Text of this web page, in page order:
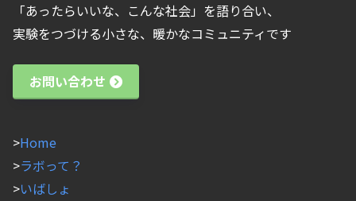
「あったらいいな、こんな社会」を語り合い、
実験をつづける小さな、暖かなコミュニティです
お問い合わせ
>Home
>ラボって？
>いばしょ